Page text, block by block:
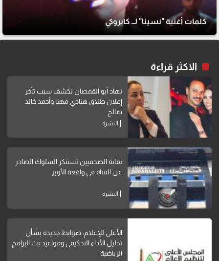
كلمات أغنية "نسينا" لــ كايروكي
الاكثر قراءة
نهاد أبو القمصان تكشف سبب تأخر
إعلان طلاق هنادي مهنا وأحمد خالد
صالح
النشرة
نقابة الصحفيين تستنكر السلوك الصادر
عن الفتاة في واقعة الأوبر
النشرة
الأعلى للإعلام: ضوابط جديدة بشأن
تحليل الأداء التحكيمي ومواعيد بث البرامج
الرياضية